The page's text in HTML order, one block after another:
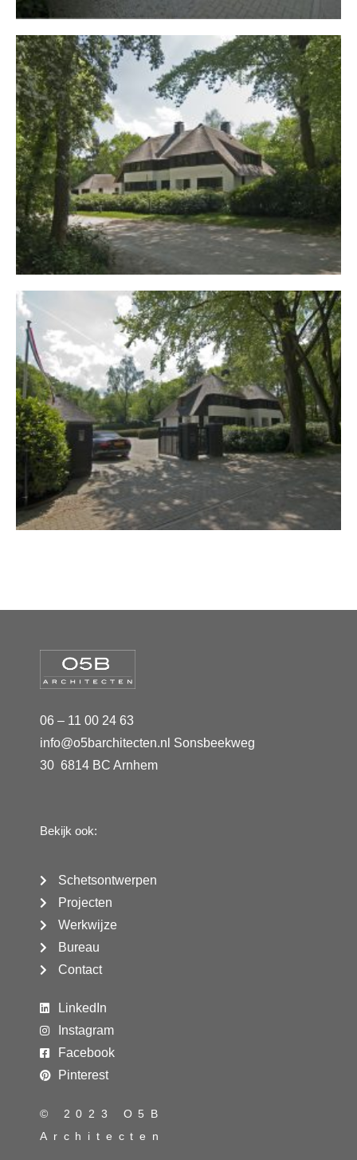
06 – 11 00 24 63
info@o5barchitecten.nl Sonsbeekweg
30 6814 BC Arnhem
Bekijk ook:
Schetsontwerpen
Projecten
Werkwijze
Bureau
Contact
LinkedIn
Instagram
Facebook
Pinterest
© 2023 O5B
Architecten